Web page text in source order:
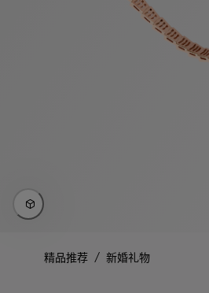
精品推荐 / 新婚礼物